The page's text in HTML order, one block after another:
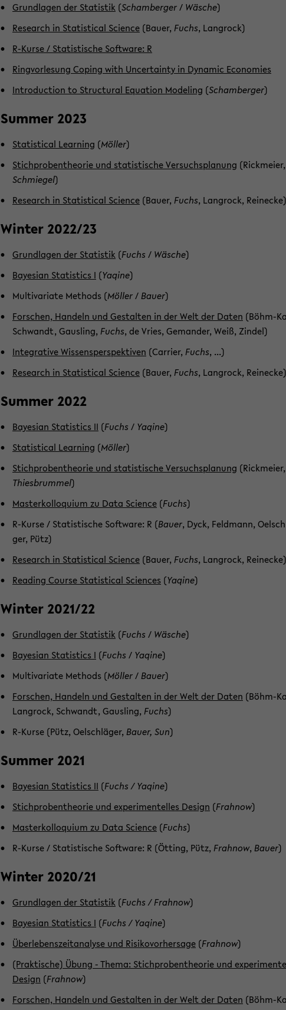
Grund­la­gen der Sta­tis­tik (Scham­ber­ger/ Wä­sche)
Re­se­arch in Sta­tis­ti­cal Sci­ence (Bauer,Fuchs, Lang­rock)
R-​Kurse / Sta­tis­ti­sche Soft­ware: R
Ring­vor­le­sung Co­ping with Un­cer­tain­ty in Dy­na­mic Eco­no­mies
In­tro­duc­tion to Struc­tu­ral Equa­ti­on Mo­de­ling (Scham­ber­ger)
Sum­mer 2023
Sta­tis­ti­cal Lear­ning (Möl­ler)
Stich­pro­ben­theo­rie und sta­tis­ti­sche Ver­suchs­pla­nung (Rick­mei­er,
Schmie­gel)
Re­se­arch in Sta­tis­ti­cal Sci­ence (Bauer,Fuchs, Lang­rock, Rei­ne­cke)
Win­ter 2022/23
Grund­la­gen der Sta­tis­tik (Fuchs / Wä­sche)
Baye­si­an Sta­tis­tics I (Ya­qi­ne)
Mul­ti­va­ria­te Me­thods (Möl­ler/Bauer)
For­schen, Han­deln und Ge­stal­ten in der Welt der Daten (Böhm-​
Schwandt, Gaus­ling,Fuchs, de Vries, Ge­man­der, Weiß, Zin­del)
In­te­gra­ti­ve Wis­sens­per­spek­ti­ven (Car­ri­er,Fuchs, ...)
​Re­se­arch in Sta­tis­ti­cal Sci­ence (Bauer,Fuchs, Lang­rock, Rei­ne­cke)
Sum­mer 2022
Baye­si­an Sta­tis­tics II (Fuchs / Ya­qi­ne)
Sta­tis­ti­cal Lear­ning (Möl­ler)
Stich­pro­ben­theo­rie und sta­tis­ti­sche Ver­suchs­pla­nung (Rick­mei­er,
Thies­brum­mel)
Mas­ter­kol­lo­qui­um zu Data Sci­ence (Fuchs)
R-​Kurse / Sta­tis­ti­sche Soft­ware: R (Bauer, Dyck, Feld­mann,
ger, Pütz)
Re­se­arch in Sta­tis­ti­cal Sci­ence (Bauer,Fuchs, Lang­rock, Rei­ne­cke)
Rea­ding Cour­se Sta­tis­ti­cal Sci­en­ces (Ya­qi­ne)
Win­ter 2021/22
Grund­la­gen der Sta­tis­tik (Fuchs / Wä­sche)
Baye­si­an Sta­tis­tics I (Fuchs / Ya­qi­ne)
Mul­ti­va­ria­te Me­thods (Möl­ler/Bauer)
For­schen, Han­deln und Ge­stal­ten in der Welt der Daten (Böhm-​
Lang­rock, Schwandt, Gaus­ling,Fuchs)
R-​Kurse (Pütz, Oel­schlä­ger,Bauer, Sun)
Sum­mer 2021
Baye­si­an Sta­tis­tics II (Fuchs / Ya­qi­ne)
Stich­pro­ben­theo­rie und ex­pe­ri­men­tel­les De­sign (Frahnow)
Mas­ter­kol­lo­qui­um zu Data Sci­ence (Fuchs)
R-​Kurse / Sta­tis­ti­sche Soft­ware: R (Öt­ting, Pütz,Frahnow,Bauer)
Win­ter 2020/21
Grund­la­gen der Sta­tis­tik (Fuchs / Frahnow)
Baye­si­an Sta­tis­tics I (Fuchs / Ya­qi­ne)
Über­le­bens­zeit­ana­ly­se und Ri­si­ko­vor­her­sa­ge (Frahnow)
(Prak­ti­sche) Übung - Thema: Stich­pro­ben­theo­rie und
De­sign (Frahnow)
For­schen, Han­deln und Ge­stal­ten in der Welt der Daten (Böhm-​